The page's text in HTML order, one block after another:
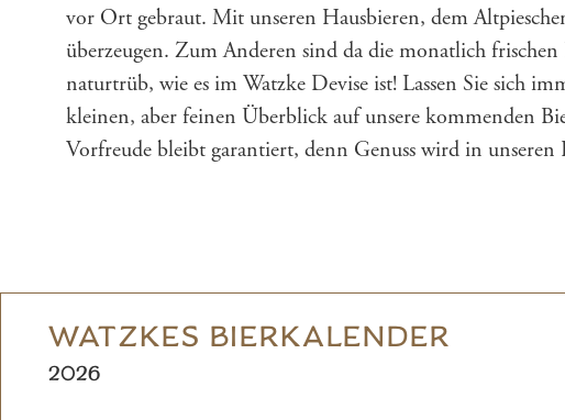
vor Ort gebraut. Mit unseren Hausbieren, dem
überzeugen. Zum Anderen sind da die monatlich
naturtrüb, wie es im Watzke Devise ist! Lassen Sie sich
kleinen, aber feinen Überblick auf unsere kommenden
Vorfreude bleibt garantiert, denn Genuss wird in unseren
WATZKES BIERKALENDER
2026